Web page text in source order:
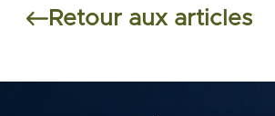
Retour aux articles